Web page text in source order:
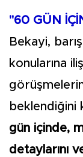
"60 GÜN
Bekayi,
konularına
beklendiğini
gün içinde,
detaylarını